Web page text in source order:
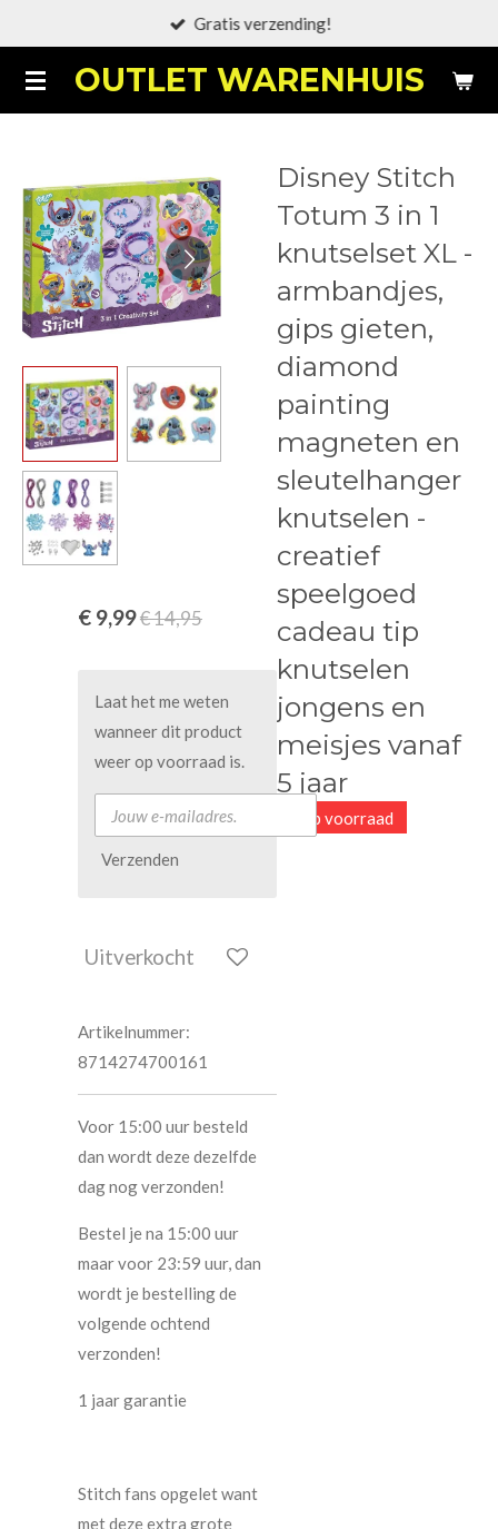
naar
de
OUTLET WARENHUIS
Gratis verzending!
Disney Stitch
Totum 3 in 1
knutselset XL -
armbandjes,
gips gieten,
diamond
painting
magneten en
sleutelhanger
knutselen -
creatief
speelgoed
cadeau tip
knutselen
jongens en
meisjes vanaf
5 jaar
1 op voorraad
€ 9,99€ 14,95
Laat het me weten
wanneer dit product
weer op voorraad is.
Verzenden
Uitverkocht
Artikelnummer:
8714274700161
Voor 15:00 uur besteld
dan wordt deze dezelfde
dag nog verzonden!
Bestel je na 15:00 uur
maar voor 23:59 uur, dan
wordt je bestelling de
volgende ochtend
verzonden!
1 jaar garantie
Stitch fans opgelet want
met deze extra grote